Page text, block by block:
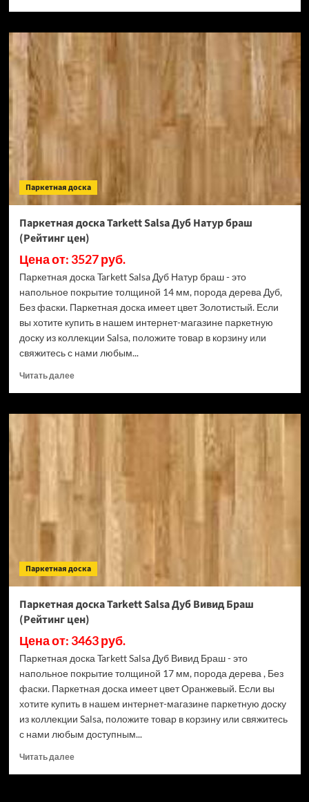
Паркетная
Tarkett
Salsa
Натур
шайн
(Рейтинг
Паркетная доска
Паркетная доска Tarkett Salsa Дуб Натур браш
(Рейтинг цен)
Цена от: 3527 руб.
Паркетная доска Tarkett Salsa Дуб Натур браш - это
напольное покрытие толщиной 14 мм, порода дерева Дуб,
Без фаски. Паркетная доска имеет цвет Золотистый. Если
вы хотите купить в нашем интернет-магазине паркетную
доску из коллекции Salsa, положите товар в корзину или
свяжитесь с нами любым...
Читать далееПрочитать
Паркетная
Паркетная доска
Паркетная доска Tarkett Salsa Дуб Вивид Браш
(Рейтинг цен)
Цена от: 3463 руб.
Паркетная доска Tarkett Salsa Дуб Вивид Браш - это
напольное покрытие толщиной 17 мм, порода дерева , Без
фаски. Паркетная доска имеет цвет Оранжевый. Если вы
хотите купить в нашем интернет-магазине паркетную доску
из коллекции Salsa, положите товар в корзину или свяжитесь
с нами любым доступным...
Читать далееПрочитать